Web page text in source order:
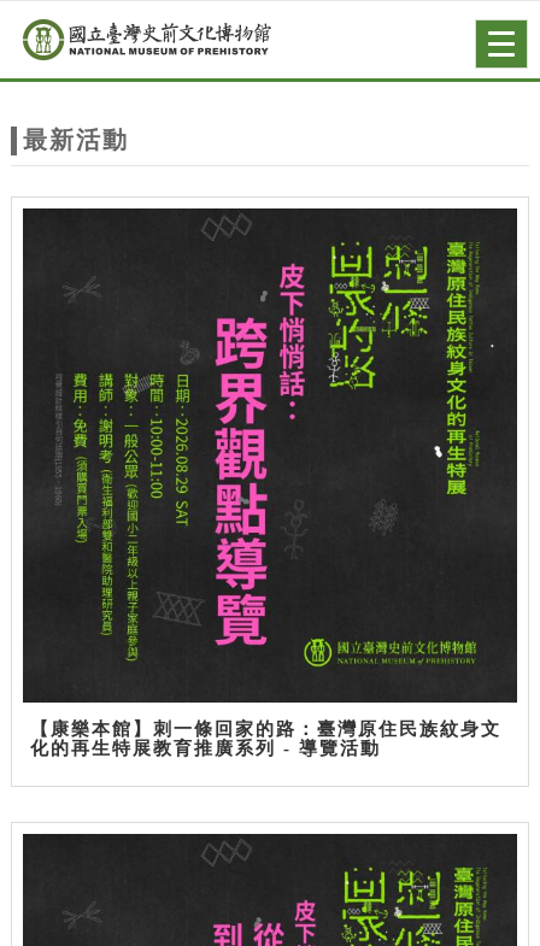
站
主
跳到主要內容
網站導覽
最新活動
【康樂本館】刺一條回家的路：臺灣原住民族紋身文
化的再生特展教育推廣系列 - 導覽活動